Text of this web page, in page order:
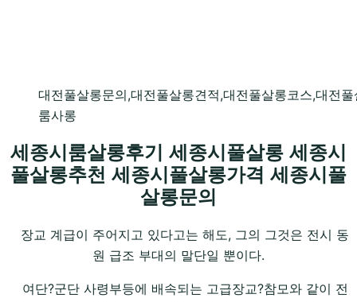
대전풀살롱문의,대전풀살롱견적,대전풀살롱코스,대전
룸사롱
세종시룸살롱후기 세종시풀살롱 세종시
풀살롱추천 세종시풀살롱가격 세종시풀
살롱문의
장교 계급이 주어지고 있다고는 해도, 그의 그것은 전시 동
원 급조 부대의 말단일 뿐이다.
여단?군단 사령부등에 배속되는 고급장교?참모와 같이 전